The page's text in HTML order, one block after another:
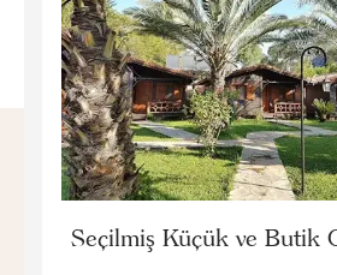
Seçilmiş Küçük ve Butik